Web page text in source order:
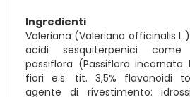
Ingredienti
Valeriana (Valeriana officinalis
acidi sesquiterpenici come
passiflora (Passiflora
fiori e.s. tit. 3,5% flavonoidi
agente di rivestimento: